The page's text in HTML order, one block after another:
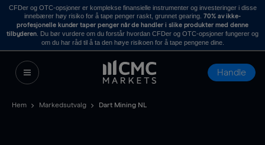
CFDer og OTC-opsjoner er komplekse finansielle instrumenter og investeringer i disse
innebærer høy risiko for å tape penger raskt, grunnet gearing. 70% av ikke-
profesjonelle kunder taper penger når de handler i slike produkter med denne
tilbyderen . Du bør vurdere om du forstår hvordan CFDer og OTC-opsjoner fungerer og
om du har råd til å ta den høye risikoen for å tape pengene dine.
Handle
Hem Markedsutvalg Dart Mining NL